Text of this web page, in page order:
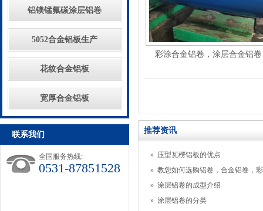
铝镁锰氟碳涂层铝卷
5052合金铝板生产
花纹合金铝板
宽厚合金铝板
联系我们
全国服务热线:
0531-87851528
彩涂合金铝卷，涂层合金铝
推荐资讯
» 压型瓦楞铝板的优点
» 教您如何选购铝卷，合金铝卷，
» 涂层铝卷的成型介绍
» 涂层铝卷的分类